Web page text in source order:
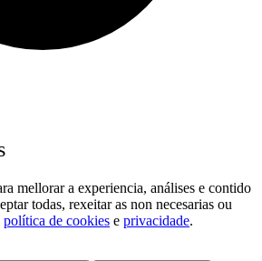
mellorar a experiencia, análises e contido
todas, rexeitar as non necesarias ou
política de cookies e privacidade.